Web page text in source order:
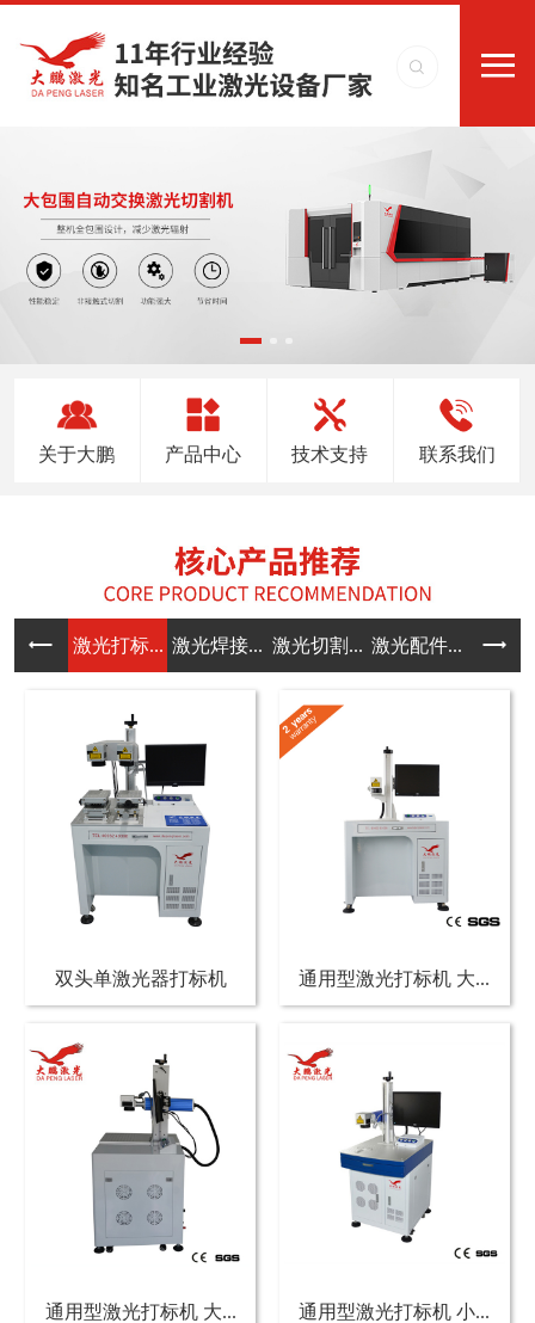
关于大鹏 产品中心 技术支持 联系我们
激光打标... 激光焊接... 激光切割... 激光配件...
双头单激光器打标机 通用型激光打标机 大...
通用型激光打标机 大... 通用型激光打标机 小...